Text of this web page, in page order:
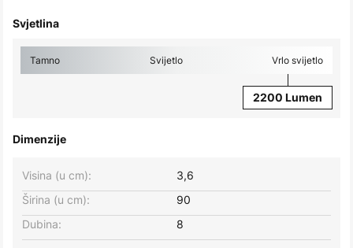
Svjetlina
Tamno Svijetlo Vrlo svijetlo
2200 Lumen
Dimenzije
Širina (u cm): 90
Visina (u cm): 3,6
Dubina: 8